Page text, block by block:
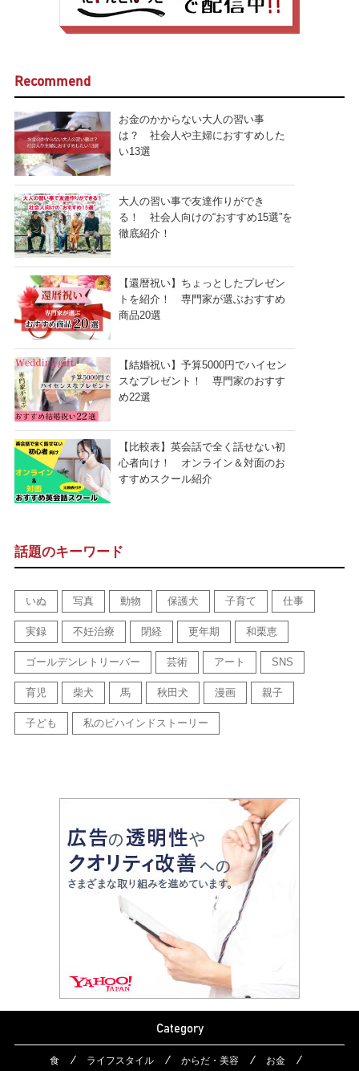
Recommend
お金のかからない大人の習い事
は？ 社会人や主婦におすすめした
い13選
大人の習い事で友達作りができ
る！ 社会人向けの“おすすめ15選”を
徹底紹介！
【還暦祝い】ちょっとしたプレゼン
トを紹介！ 専門家が選ぶおすすめ
商品20選
【結婚祝い】予算5000円でハイセン
スなプレゼント！ 専門家のおすす
め22選
【比較表】英会話で全く話せない初
心者向け！ オンライン＆対面のお
すすめスクール紹介
話題のキーワード
いぬ 写真 動物 保護犬 子育て 仕事
実録 不妊治療 閉経 更年期 和栗恵
ゴールデンレトリーバー 芸術 アート SNS
育児 柴犬 馬 秋田犬 漫画 親子
子ども 私のビハインドストーリー
Category
食 ライフスタイル からだ・美容 お金